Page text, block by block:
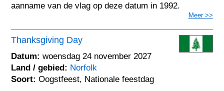
aanname van de vlag op deze datum in 1992.
Meer >>
Thanksgiving Day
Datum: woensdag 24 november 2027
Land / gebied: Norfolk
Soort: Oogstfeest, Nationale feestdag